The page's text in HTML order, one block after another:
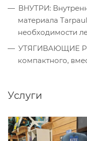
ВНУТРИ:
материала
необходимости
УТЯГИВАЮЩИЕ
компактного,
Услуги